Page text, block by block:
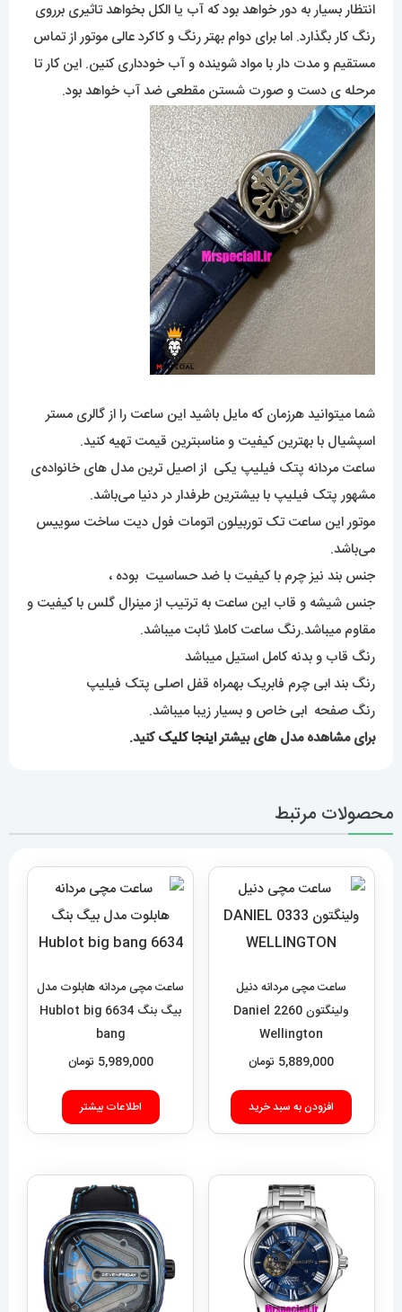
انتظار بسیار به دور خواهد بود که آب یا الکل بخواهد تاثیری برروی
رنگ کار بگذارد. اما برای دوام بهتر رنگ و کاکرد عالی موتور از تماس
مستقیم و مدت دار با مواد شوینده و آب خودداری کنین. این کار تا
مرحله ی دست و صورت شستن مقطعی ضد آب خواهد بود.
شما میتوانید هرزمان که مایل باشید این ساعت را از گالری مستر
اسپشیال با بهترین کیفیت و مناسبترین قیمت تهیه کنید.
ساعت مردانه پتک فیلیپ یکی از اصیل ترین مدل های خانواده‌ی
مشهور پتک فیلیپ با بیشترین طرفدار در دنیا می‌باشد.
موتور این ساعت تک توربیلون اتومات فول دیت ساخت سوییس
می‌باشد.
جنس بند نیز چرم با کیفیت با ضد حساسیت بوده ،
جنس شیشه و قاب این ساعت به ترتیب از مینرال گلس با کیفیت و
مقاوم میباشد.رنگ ساعت کاملا ثابت میباشد.
رنگ قاب و بدنه کامل استیل میباشد
رنگ بند ابی چرم فابریک بهمراه قفل اصلی پتک فیلیپ
رنگ صفحه ابی خاص و بسیار زیبا میباشد.
برای مشاهده مدل های بیشتراینجا کلیککنید.
محصولات مرتبط
ساعت مچی مردانه دنیل
ولینگتون 2260 Daniel
Wellington
5,889,000 تومان
افزودن به سبد خرید
ساعت مچی مردانه هابلوت مدل
بیگ بنگ 6634 Hublot big
bang
5,989,000 تومان
اطلاعات بیشتر